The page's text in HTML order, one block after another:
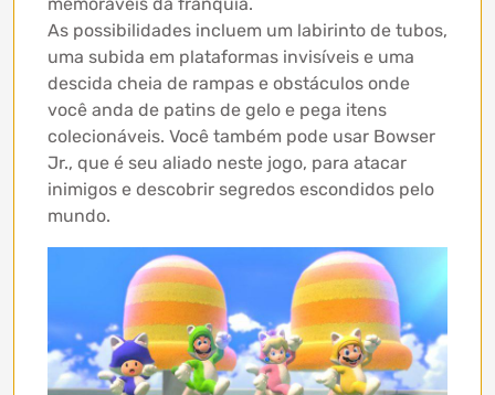
As possibilidades incluem um labirinto de tubos,
uma subida em plataformas invisíveis e uma
descida cheia de rampas e obstáculos onde
você anda de patins de gelo e pega itens
colecionáveis. Você também pode usar Bowser
Jr., que é seu aliado neste jogo, para atacar
inimigos e descobrir segredos escondidos pelo
mundo.